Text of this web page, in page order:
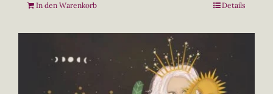
In den Warenkorb Details